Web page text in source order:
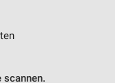
scannen.